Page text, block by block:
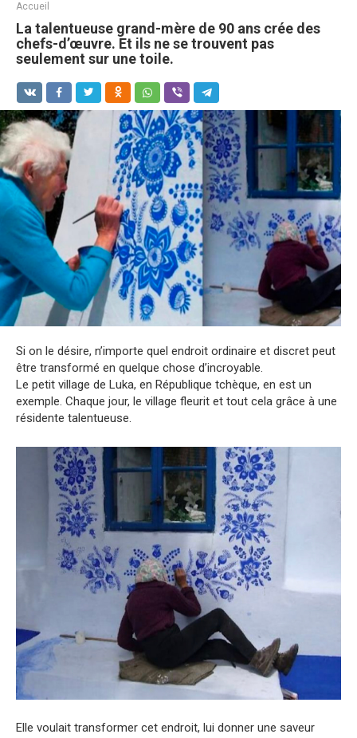
Accueil
La talentueuse grand-mère de 90 ans crée des
chefs-d’œuvre. Et ils ne se trouvent pas
seulement sur une toile.
Si on le désire, n’importe quel endroit ordinaire et discret peut
être transformé en quelque chose d’incroyable.
Le petit village de Luka, en République tchèque, en est un
exemple. Chaque jour, le village fleurit et tout cela grâce à une
résidente talentueuse.
Elle voulait transformer cet endroit, lui donner une saveur